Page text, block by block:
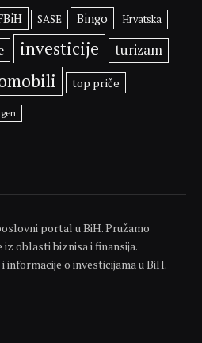
SASE Bingo Hrvatska
investicije turizam
top priče
portal u BiH. Pružamo
oblasti biznisa i finansija.
informacije o investicijama u BiH.